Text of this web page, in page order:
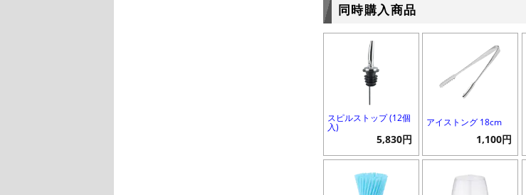
同時購入商品
スピルストップ (12個
入)
5,830円
アイストング 18cm
1,100円